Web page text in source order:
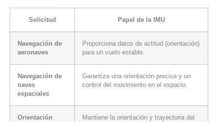
Solicitud Papel de la IMU
Navegación de
aeronaves
Proporciona datos de actitud (orientación)
para un vuelo estable.
Navegación de
naves
espaciales
Garantiza una orientación precisa y un
control del movimiento en el espacio.
Orientación
Mantiene la orientación y trayectoria del